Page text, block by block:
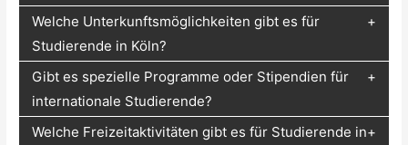
Welche Unterkunftsmöglichkeiten gibt es für
Studierende in Köln?
Gibt es spezielle Programme oder Stipendien für
internationale Studierende?
Welche Freizeitaktivitäten gibt es für Studierende in